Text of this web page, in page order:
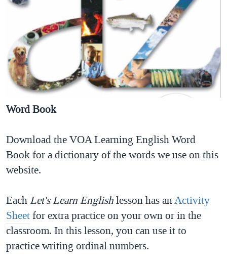
Word Book
Download the VOA Learning English Word
Book for a dictionary of the words we use on this
website.
EachLet's Learn Englishlesson has anActivity
Sheetfor extra practice on your own or in the
classroom. In this lesson, you can use it to
practice writing ordinal numbers.